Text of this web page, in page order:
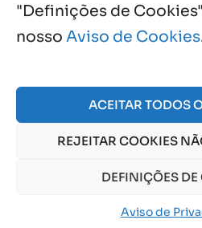
"Definições de
nosso Aviso de Cookies
ACEITAR TODOS
REJEITAR COOKIES
DEFINIÇÕES
Aviso de
Agosto, 2026
da Esperança. CNPJ:
eAviso de